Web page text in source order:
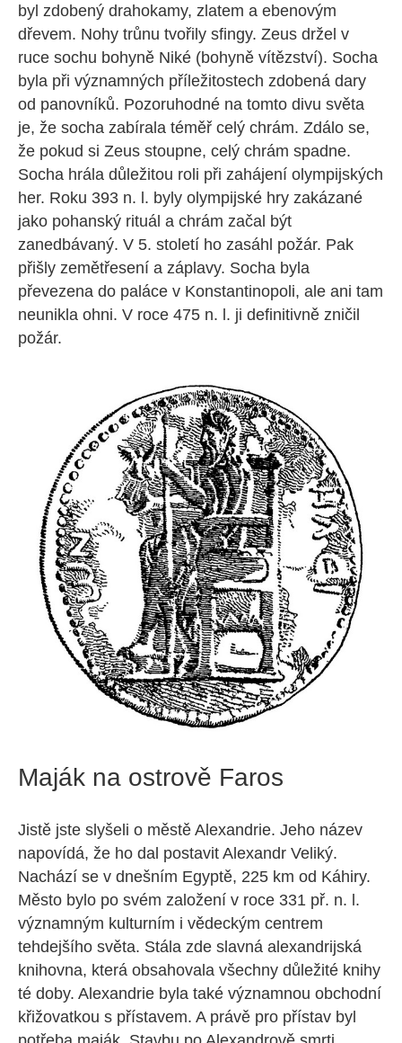
byl zdobený drahokamy, zlatem a ebenovým
dřevem. Nohy trůnu tvořily sfingy. Zeus držel v
ruce sochu bohyně Niké (bohyně vítězství). Socha
byla při významných příležitostech zdobená dary
od panovníků. Pozoruhodné na tomto divu světa
je, že socha zabírala téměř celý chrám. Zdálo se,
že pokud si Zeus stoupne, celý chrám spadne.
Socha hrála důležitou roli při zahájení olympijských
her. Roku 393 n. l. byly olympijské hry zakázané
jako pohanský rituál a chrám začal být
zanedbávaný. V 5. století ho zasáhl požár. Pak
přišly zemětřesení a záplavy. Socha byla
převezena do paláce v Konstantinopoli, ale ani tam
neunikla ohni. V roce 475 n. l. ji definitivně zničil
požár.
Maják na ostrově Faros
Jistě jste slyšeli o městě Alexandrie. Jeho název
napovídá, že ho dal postavit Alexandr Veliký.
Nachází se v dnešním Egyptě, 225 km od Káhiry.
Město bylo po svém založení v roce 331 př. n. l.
významným kulturním i vědeckým centrem
tehdejšího světa. Stála zde slavná alexandrijská
knihovna, která obsahovala všechny důležité knihy
té doby. Alexandrie byla také významnou obchodní
křižovatkou s přístavem. A právě pro přístav byl